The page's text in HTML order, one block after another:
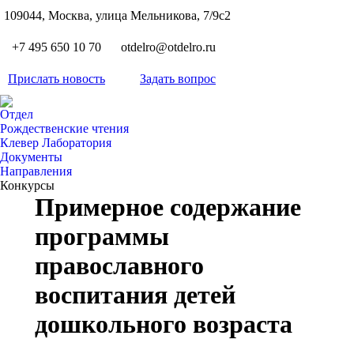
109044, Москва, улица Мельникова, 7/9с2
+7 495 650 10 70 otdelro@otdelro.ru
Прислать новость Задать вопрос
Отдел
Рождественские чтения
Клевер Лаборатория
Документы
Направления
Конкурсы
Примерное содержание
программы
православного
воспитания детей
дошкольного возраста